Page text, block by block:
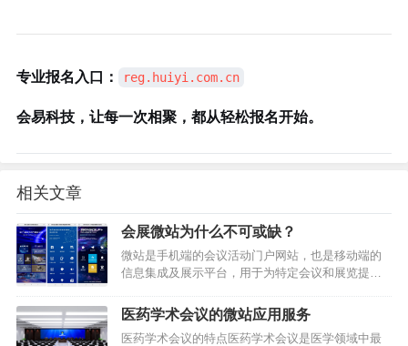
专业报名入口： reg.huiyi.com.cn
会易科技，让每一次相聚，都从轻松报名开始。
相关文章
会展微站为什么不可或缺？
微站是手机端的会议活动门户网站，也是移动端的
信息集成及展示平台，用于为特定会议和展览提供
料、会议、展览地点和住宿信息、注册和支付、互
动和交流等重要信息。下面…
医药学术会议的微站应用服务
医药学术会议的特点医药学术会议是医学领域中最